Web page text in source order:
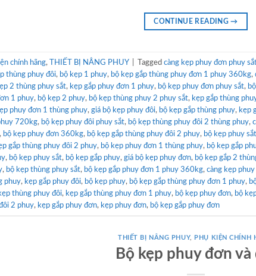
CONTINUE READING→
chính hãng, THIẾT BỊ NÂNG PHUY Tagged càng kẹp phuy đơn phuy
thùng phuy đôi, bộ kẹp 1 phuy, bộ kẹp gắp thùng phuy đơn 1 phuy 360kg,
2 thùng phuy sắt, kẹp gắp phuy đơn 1 phuy, bộ kẹp phuy đơn phuy sắt,
1 phuy, bộ kẹp 2 phuy, bộ kẹp thùng phuy 2 phuy sắt, kẹp gắp thùng
phuy đơn 1 thùng phuy, giá bộ kẹp phuy đôi, bộ kẹp gắp thùng phuy, kẹp
720kg, bộ kẹp phuy đôi phuy sắt, bộ kẹp thùng phuy đôi 2 thùng phuy,
, bộ kẹp phuy đơn 360kg, bộ kẹp gắp thùng phuy đôi 2 phuy, bộ kẹp phuy
gắp thùng phuy đôi 2 phuy, bộ kẹp phuy đơn 1 thùng phuy, bộ kẹp gắp
, bộ kẹp phuy sắt, bộ kẹp gắp phuy, giá bộ kẹp phuy đơn, bộ kẹp gắp 2
, bộ kẹp thùng phuy sắt, bộ kẹp gắp phuy đơn 1 phuy 360kg, càng kẹp
phuy, kẹp gắp phuy đôi, bộ kẹp phuy, bộ kẹp gắp thùng phuy đơn 1 phuy,
thùng phuy đôi, kẹp gắp thùng phuy đơn 1 phuy, bộ kẹp phuy đơn, bộ
2 phuy, kẹp gắp phuy đơn, kẹp phuy đơn, bộ kẹp gắp phuy đơn
THIẾT BỊ NÂNG PHUY, PHỤ KIỆN CHÍNH
Bộ kẹp phuy đơn và